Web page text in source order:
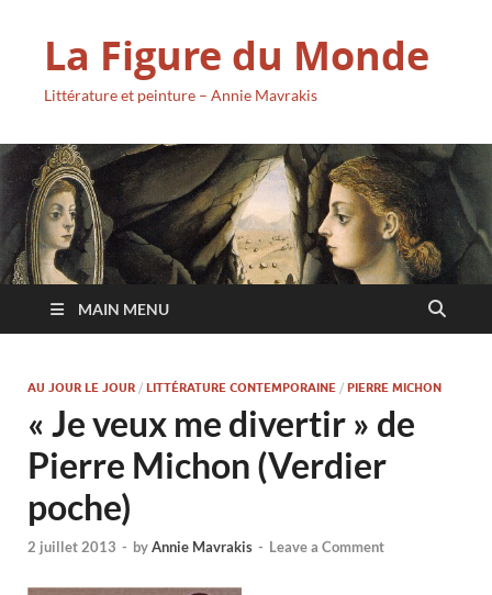
La Figure du Monde
Littérature et peinture – Annie Mavrakis
MAIN MENU
AU JOUR LE JOUR / LITTÉRATURE CONTEMPORAINE / PIERRE MICHON
« Je veux me divertir » de
Pierre Michon (Verdier
poche)
2 juillet 2013 - byAnnie Mavrakis - Leave a Comment